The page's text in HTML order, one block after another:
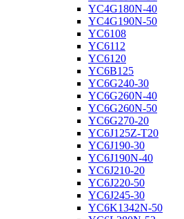
YC4G180N-40
YC4G190N-50
YC6108
YC6112
YC6120
YC6B125
YC6G240-30
YC6G260N-40
YC6G260N-50
YC6G270-20
YC6J125Z-T20
YC6J190-30
YC6J190N-40
YC6J210-20
YC6J220-50
YC6J245-30
YC6K1342N-50